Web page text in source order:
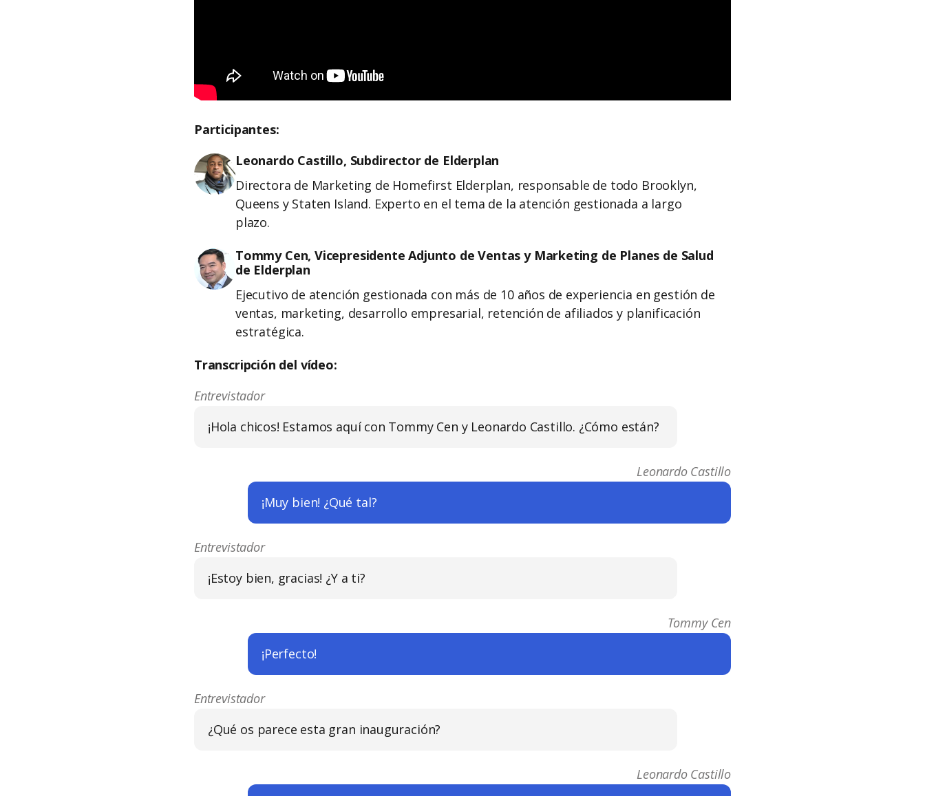
Participantes:
Leonardo Castillo, Subdirector de Elderplan
Directora de Marketing de Homefirst Elderplan, responsable de todo Brooklyn,
Queens y Staten Island. Experto en el tema de la atención gestionada a largo
plazo.
Tommy Cen, Vicepresidente Adjunto de Ventas y Marketing de Planes de Salud
de Elderplan
Ejecutivo de atención gestionada con más de 10 años de experiencia en gestión de
ventas, marketing, desarrollo empresarial, retención de afiliados y planificación
estratégica.
Transcripción del vídeo:
¡Hola chicos! Estamos aquí con Tommy Cen y Leonardo Castillo. ¿Cómo están?
Entrevistador
¡Muy bien! ¿Qué tal?
Leonardo Castillo
¡Estoy bien, gracias! ¿Y a ti?
Entrevistador
¡Perfecto!
Tommy Cen
¿Qué os parece esta gran inauguración?
Entrevistador
Leonardo Castillo